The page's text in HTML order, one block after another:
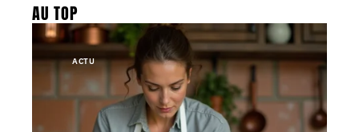
AU TOP
ACTU